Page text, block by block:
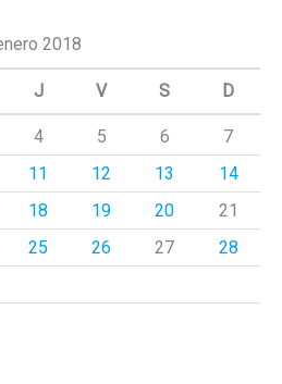
2018
J V S D
4 5 6
7
11 12 13
14
18 19 20
21
25 26 27
28